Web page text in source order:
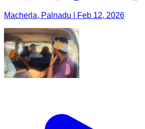
Macherla, Palnadu | Feb 12, 2026